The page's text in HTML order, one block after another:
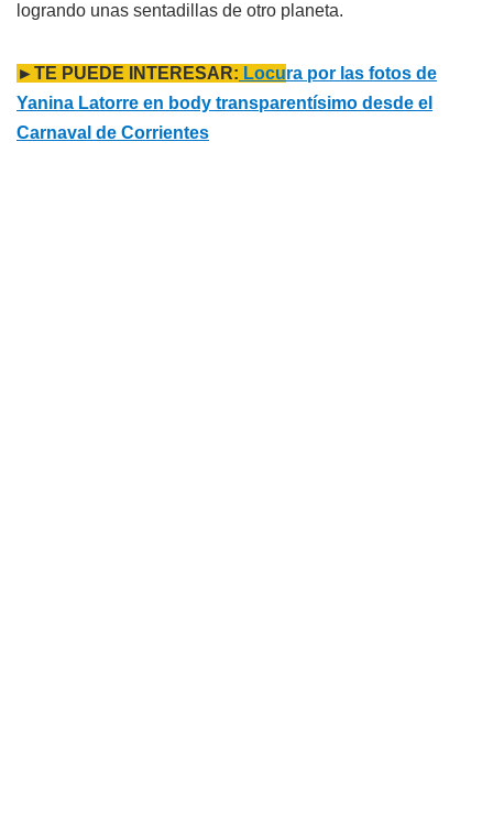
logrando unas sentadillas de otro planeta.
►TE PUEDE INTERESAR: Locura por las fotos de
Yanina Latorre en body transparentísimo desde el
Carnaval de Corrientes